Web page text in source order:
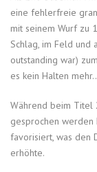
eine fehlerfreie
mit seinem Wurf zu
Schlag, im Feld und
outstanding war)
es kein Halten
Während beim Titel
gesprochen werden
favorisiert, was den
erhöhte.